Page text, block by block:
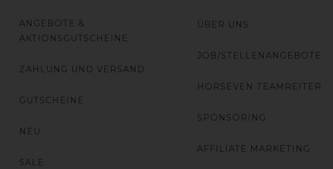
ANGEBOTE &
AKTIONSGUTSCHEINE
ZAHLUNG UND VERSAND
GUTSCHEINE
NEU
SALE
ÜBER UNS
JOB/STELLENANGEBOTE
HORSEVEN TEAMREITER
SPONSORING
AFFILIATE MARKETING